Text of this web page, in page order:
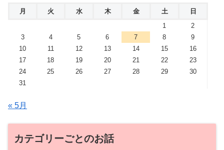
月 火 水 木 金 土
日
1
2
3
4 5 6 7 8
9
10
11 12 13 14 15
16
17
18 19 20 21 22
23
24
25 26 27 28 29
30
31
« 5月
カテゴリーごとのお話